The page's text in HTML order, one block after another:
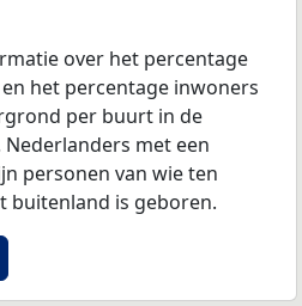
over het percentage
het percentage inwoners
per buurt in de
met een
personen van wie ten
buitenland is geboren.